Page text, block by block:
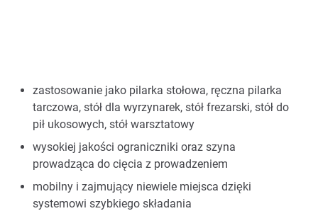
zastosowanie jako pilarka stołowa, ręczna pilarka
tarczowa, stół dla wyrzynarek, stół frezarski, stół do
pił ukosowych, stół warsztatowy
wysokiej jakości ograniczniki oraz szyna
prowadząca do cięcia z prowadzeniem
mobilny i zajmujący niewiele miejsca dzięki
systemowi szybkiego składania